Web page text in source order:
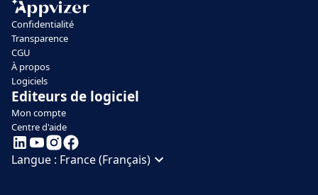
Confidentialité
Transparence
CGU
À propos
Logiciels
Editeurs de logiciel
Mon compte
Centre d'aide
Langue : France (Français)